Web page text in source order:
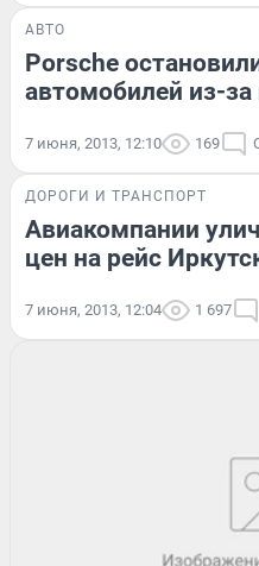
АВТО
Porsche
автомобилей из-за
7 июня, 2013, 12:10 169
ДОРОГИ И ТРАНСПОРТ
Авиакомпании
цен на рейс
7 июня, 2013, 12:04 1 697